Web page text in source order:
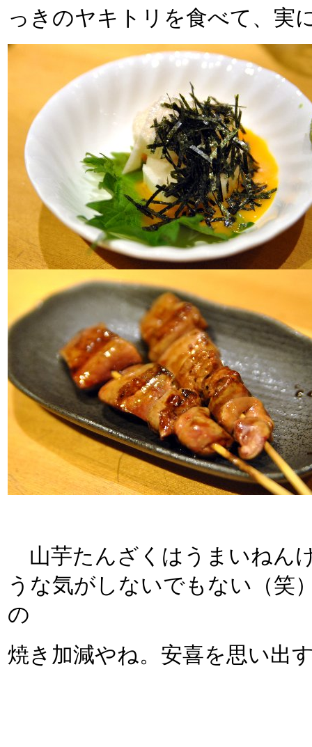
っきのヤキトリを食べて、実
山芋たんざくはうまいねん
うな気がしないでもない（笑
の
焼き加減やね。安喜を思い出